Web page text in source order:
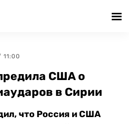
11:00
США о
в Сирии
что Россия и США